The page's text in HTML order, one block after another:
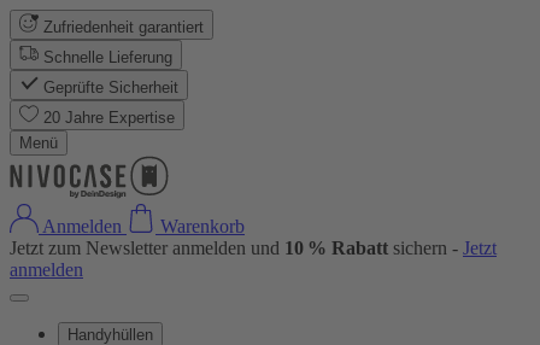
Zufriedenheit garantiert
Schnelle Lieferung
Geprüfte Sicherheit
20 Jahre Expertise
Menü
Anmelden
Warenkorb
Jetzt zum Newsletter anmelden und 10 % Rabatt sichern - Jetzt
anmelden
Handyhüllen